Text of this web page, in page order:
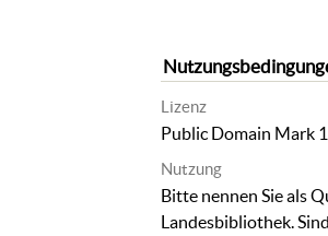
Lizenz
Public Domain Mark
Nutzung
Bitte nennen Sie als
Landesbibliothek.